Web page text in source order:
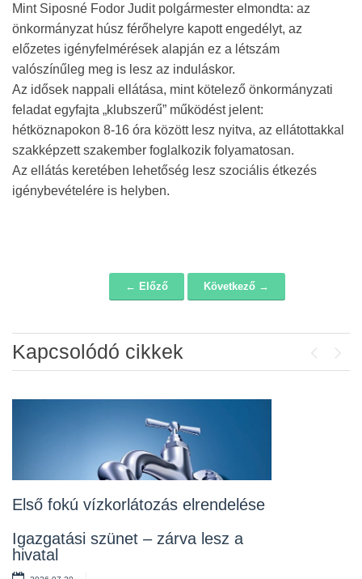
Mint Siposné Fodor Judit polgármester elmondta: az
önkormányzat húsz férőhelyre kapott engedélyt, az
előzetes igényfelmérések alapján ez a létszám
valószínűleg meg is lesz az induláskor.
Az idősek nappali ellátása, mint kötelező önkormányzati
feladat egyfajta „klubszerű” működést jelent:
hétköznapokon 8-16 óra között lesz nyitva, az ellátottakkal
szakképzett szakember foglalkozik folyamatosan.
Az ellátás keretében lehetőség lesz szociális étkezés
igénybevételére is helyben.
← Előző Következő →
Kapcsolódó cikkek
Első fokú vízkorlátozás elrendelése
Igazgatási szünet – zárva lesz a
hivatal
Álláspályázat – konyhai kisegítő
Lakossági fórum az Erzsébet téri
2026-07-10
Rendelet kihirdetése
2026-07-10